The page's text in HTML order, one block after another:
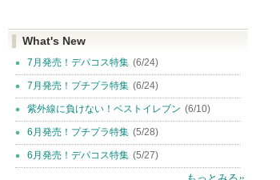
What's New
7月発売！デパコス特集 (6/24)
7月発売！プチプラ特集 (6/24)
紫外線に負けない！ベストイレブン (6/10)
6月発売！プチプラ特集 (5/28)
6月発売！デパコス特集 (5/27)